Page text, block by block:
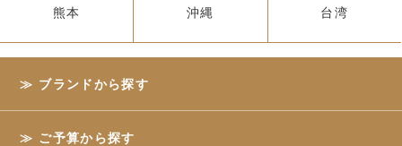
熊本 沖縄 台湾
ブランドから探す
ご予算から探す